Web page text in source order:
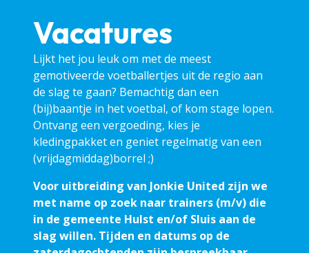
Vacatures
Lijkt het jou leuk om met de meest
gemotiveerde voetballertjes uit de regio aan
de slag te gaan? Bemachtig dan een
(bij)baantje in het voetbal, of kom stage lopen.
Ontvang een vergoeding, kies je
kledingpakket en geniet regelmatig van een
(vrijdagmiddag)borrel ;)
Voor uitbreiding van Jonkie United zijn we
met name op zoek naar trainers (m/v) die
in de gemeente Hulst en/of Sluis aan de
slag willen. Tijden en datums op de